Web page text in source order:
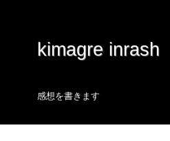
kimagre inrash
感想を書きます